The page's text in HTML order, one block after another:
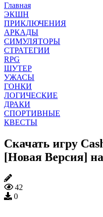
Главная
ЭКШН
ПРИКЛЮЧЕНИЯ
АРКАДЫ
СИМУЛЯТОРЫ
СТРАТЕГИИ
RPG
ШУТЕР
УЖАСЫ
ГОНКИ
ЛОГИЧЕСКИЕ
ДРАКИ
СПОРТИВНЫЕ
КВЕСТЫ
Скачать игру
[Новая Версия]
42
0